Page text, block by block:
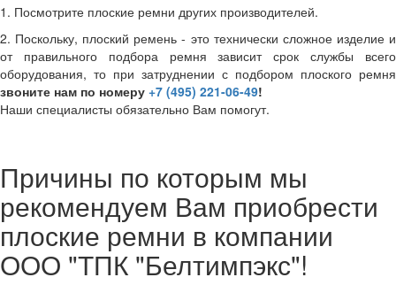
1. Посмотрите плоские ремни других производителей.
2. Поскольку, плоский ремень - это технически сложное изделие и
от правильного подбора ремня зависит срок службы всего
оборудования, то при затруднении с подбором плоского ремня
звоните нам по номеру +7 (495) 221-06-49!
Наши специалисты обязательно Вам помогут.
Причины по которым мы
рекомендуем Вам приобрести
плоские ремни в компании
ООО "ТПК "Белтимпэкс"!